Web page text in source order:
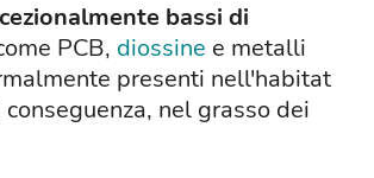
bassi di
PCB, diossine e metalli
presenti nell'habitat
nel grasso dei